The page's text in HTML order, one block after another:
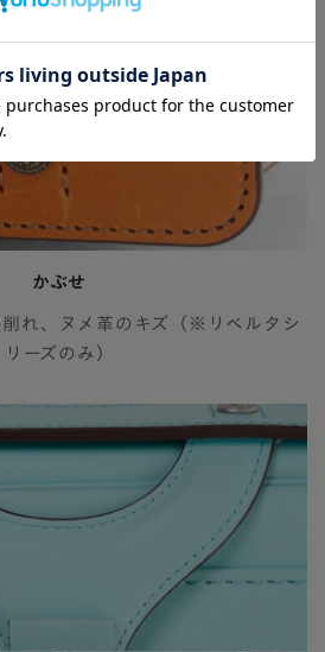
かぶせ
削れ、ヌメ革のキズ（※リベルタシ
リーズのみ）